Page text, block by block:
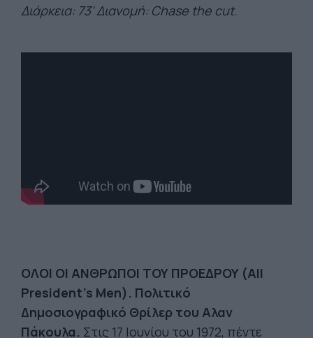
Διάρκεια: 73' Διανομή: Chase the cut.
ΟΛΟΙ ΟΙ ΑΝΘΡΩΠΟΙ ΤΟΥ ΠΡΟΕΔΡΟΥ (All
President's Men). Πολιτικό
Δημοσιογραφικό Θρίλερ του Αλαν
Πάκουλα. Στις 17 Ιουνίου του 1972, πέντε